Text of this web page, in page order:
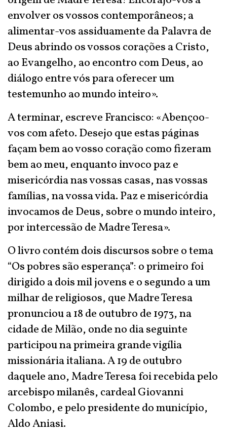
envolver os vossos contemporâneos; a
alimentar-vos assiduamente da Palavra de
Deus abrindo os vossos corações a Cristo,
ao Evangelho, ao encontro com Deus, ao
diálogo entre vós para oferecer um
testemunho ao mundo inteiro».
A terminar, escreve Francisco: «Abençoo-
vos com afeto. Desejo que estas páginas
façam bem ao vosso coração como fizeram
bem ao meu, enquanto invoco paz e
misericórdia nas vossas casas, nas vossas
famílias, na vossa vida. Paz e misericórdia
invocamos de Deus, sobre o mundo inteiro,
por intercessão de Madre Teresa».
O livro contém dois discursos sobre o tema
“Os pobres são esperança”: o primeiro foi
dirigido a dois mil jovens e o segundo a um
milhar de religiosos, que Madre Teresa
pronunciou a 18 de outubro de 1973, na
cidade de Milão, onde no dia seguinte
participou na primeira grande vigília
missionária italiana. A 19 de outubro
daquele ano, Madre Teresa foi recebida pelo
arcebispo milanês, cardeal Giovanni
Colombo, e pelo presidente do município,
Aldo Aniasi.